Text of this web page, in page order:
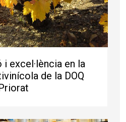
excel·lència en la
de la DOQ
Priorat